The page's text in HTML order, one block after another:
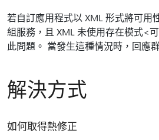
若自訂應用程式以 XML 形式將可用
組服務，且 XML 未使用存在模式<
此問題。 當發生這種情況時，回應
解決方式
如何取得熱修正